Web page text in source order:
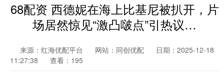
68配资 西德妮在海上比基尼被扒开，片
场居然惊见“激凸啵点”引热议…
来源：红海优配平台 网站：同创优配
日期：2025-12-18
11:27:38
查看：195